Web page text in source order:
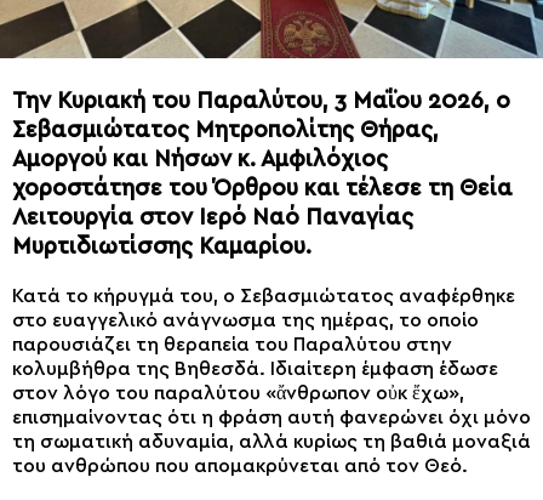
Την Κυριακή του Παραλύτου, 3 Μαΐου 2026, ο
Σεβασμιώτατος Μητροπολίτης Θήρας,
Αμοργού και Νήσων κ. Αμφιλόχιος
χοροστάτησε του Όρθρου και τέλεσε τη Θεία
Λειτουργία στον Ιερό Ναό Παναγίας
Μυρτιδιωτίσσης Καμαρίου.
Κατά το κήρυγμά του, ο Σεβασμιώτατος αναφέρθηκε
στο ευαγγελικό ανάγνωσμα της ημέρας, το οποίο
παρουσιάζει τη θεραπεία του Παραλύτου στην
κολυμβήθρα της Βηθεσδά. Ιδιαίτερη έμφαση έδωσε
στον λόγο του παραλύτου «ἄνθρωπον οὐκ ἔχω»,
επισημαίνοντας ότι η φράση αυτή φανερώνει όχι μόνο
τη σωματική αδυναμία, αλλά κυρίως τη βαθιά μοναξιά
του ανθρώπου που απομακρύνεται από τον Θεό.